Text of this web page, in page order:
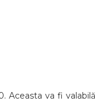
va fi